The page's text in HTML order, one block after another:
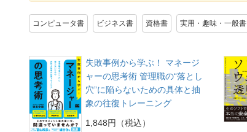
コンピュータ書 ビジネス書 資格書 実用・趣味・一般書
失敗事例から学ぶ！ マネージ
ャーの思考術 管理職の“落とし
穴”に陥らないための具体と抽
象の往復トレーニング
1,848円（税込）